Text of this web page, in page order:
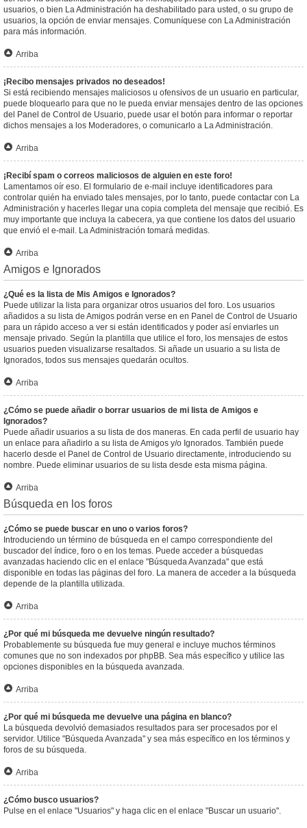
usuarios, o bien La Administración ha deshabilitado para usted, o su grupo de
usuarios, la opción de enviar mensajes. Comuníquese con La Administración
para más información.
Arriba
¡Recibo mensajes privados no deseados!
Si está recibiendo mensajes maliciosos u ofensivos de un usuario en particular,
puede bloquearlo para que no le pueda enviar mensajes dentro de las opciones
del Panel de Control de Usuario, puede usar el botón para informar o reportar
dichos mensajes a los Moderadores, o comunicarlo a La Administración.
Arriba
¡Recibí spam o correos maliciosos de alguien en este foro!
Lamentamos oír eso. El formulario de e-mail incluye identificadores para
controlar quién ha enviado tales mensajes, por lo tanto, puede contactar con La
Administración y hacerles llegar una copia completa del mensaje que recibió. Es
muy importante que incluya la cabecera, ya que contiene los datos del usuario
que envió el e-mail. La Administración tomará medidas.
Arriba
Amigos e Ignorados
¿Qué es la lista de Mis Amigos e Ignorados?
Puede utilizar la lista para organizar otros usuarios del foro. Los usuarios
añadidos a su lista de Amigos podrán verse en en Panel de Control de Usuario
para un rápido acceso a ver si están identificados y poder así enviarles un
mensaje privado. Según la plantilla que utilice el foro, los mensajes de estos
usuarios pueden visualizarse resaltados. Si añade un usuario a su lista de
Ignorados, todos sus mensajes quedarán ocultos.
Arriba
¿Cómo se puede añadir o borrar usuarios de mi lista de Amigos e
Ignorados?
Puede añadir usuarios a su lista de dos maneras. En cada perfil de usuario hay
un enlace para añadirlo a su lista de Amigos y/o Ignorados. También puede
hacerlo desde el Panel de Control de Usuario directamente, introduciendo su
nombre. Puede eliminar usuarios de su lista desde esta misma página.
Arriba
Búsqueda en los foros
¿Cómo se puede buscar en uno o varios foros?
Introduciendo un término de búsqueda en el campo correspondiente del
buscador del índice, foro o en los temas. Puede acceder a búsquedas
avanzadas haciendo clic en el enlace "Búsqueda Avanzada" que está
disponible en todas las páginas del foro. La manera de acceder a la búsqueda
depende de la plantilla utilizada.
Arriba
¿Por qué mi búsqueda me devuelve ningún resultado?
Probablemente su búsqueda fue muy general e incluye muchos términos
comunes que no son indexados por phpBB. Sea más específico y utilice las
opciones disponibles en la búsqueda avanzada.
Arriba
¿Por qué mi búsqueda me devuelve una página en blanco?
La búsqueda devolvió demasiados resultados para ser procesados por el
servidor. Utilice "Búsqueda Avanzada" y sea más específico en los términos y
foros de su búsqueda.
Arriba
¿Cómo busco usuarios?
Pulse en el enlace "Usuarios" y haga clic en el enlace "Buscar un usuario".